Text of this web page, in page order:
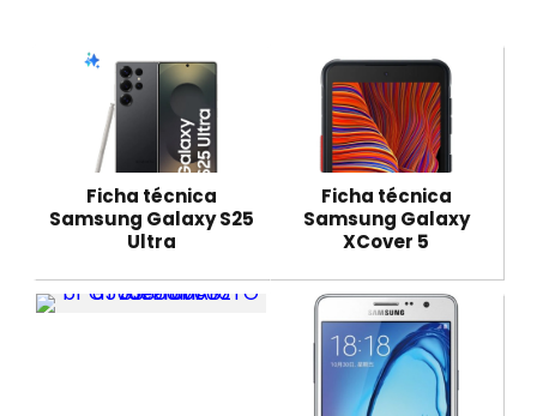
Ficha técnica
Samsung Galaxy S25
Ultra
Ficha técnica
Samsung Galaxy
XCover 5